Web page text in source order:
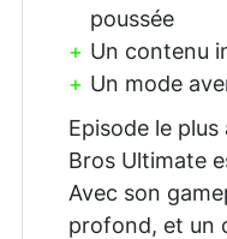
poussée
Un contenu
Un mode
Episode le
Bros Ultimate
Avec son
profond, et un